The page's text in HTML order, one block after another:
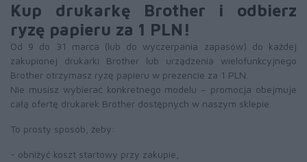
Kup drukarkę Brother i odbierz
ryzę papieru za 1 PLN!
Od 9 do 31 marca (lub do wyczerpania zapasów) do każdej
zakupionej drukarki Brother lub urządzenia wielofunkcyjnego
Brother otrzymasz ryzę papieru w prezencie za 1 PLN.
Nie musisz wybierać konkretnego modelu – promocja obejmuje
całą ofertę drukarek Brother dostępnych w naszym sklepie.
To prosty sposób, żeby:
- obniżyć koszt startowy przy zakupie,